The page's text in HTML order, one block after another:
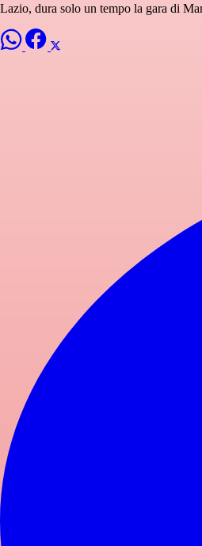
Lazio, dura solo un tempo la gara di